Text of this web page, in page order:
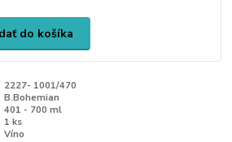
do košíka
2227- 1001/470
B.Bohemian
401 - 700 ml
1 ks
Víno